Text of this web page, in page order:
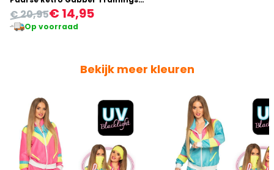
€ 14,95
€ 20,95
Op voorraad
Bekijk meer kleuren